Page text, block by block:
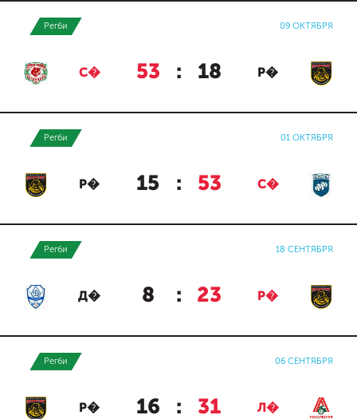
Регби 09 ОКТЯБРЯ
С� 53 : 18 Р�
Регби 01 ОКТЯБРЯ
Р� 15 : 53 С�
Регби 18 СЕНТЯБРЯ
Д� 8 : 23 Р�
Регби 06 СЕНТЯБРЯ
Р� 16 : 31 Л�